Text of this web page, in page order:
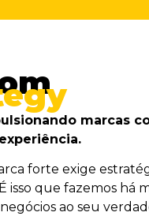
marcas
forte exige
isso que fazemos há
ao seu